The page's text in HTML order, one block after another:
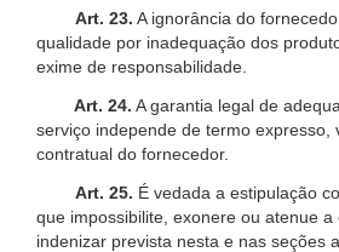
Art. 23. A ignorância do
qualidade por inadequação dos
exime de responsabilidade.
Art. 24. A garantia legal de
serviço independe de termo expresso,
contratual do fornecedor.
Art. 25. É vedada a estipulação
que impossibilite, exonere ou atenue a
indenizar prevista nesta e nas seções